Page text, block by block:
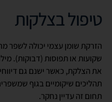
טיפול בצלקות
הזרקת שומן עצמי יכולה לשפר
שקועות או תפוסות (דבוקות).
את הצלקת, כאשר ישנם גם
תהליכים שיקומיים בגוף
תחום זה עדיין נחקר.